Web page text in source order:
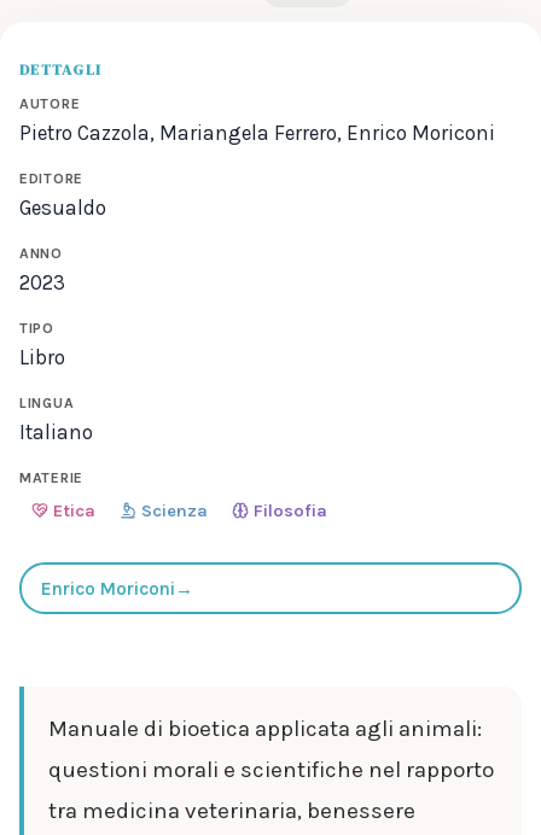
DETTAGLI
AUTORE
Pietro Cazzola, Mariangela Ferrero, Enrico Moriconi
EDITORE
Gesualdo
ANNO
2023
TIPO
Libro
LINGUA
Italiano
MATERIE
Etica Scienza Filosofia
Enrico Moriconi →
Manuale di bioetica applicata agli animali:
questioni morali e scientifiche nel rapporto
tra medicina veterinaria, benessere